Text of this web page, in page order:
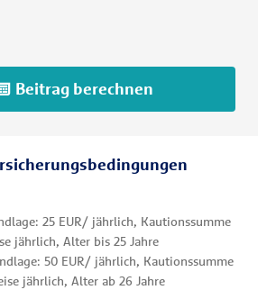
Beitrag berechnen
25 EUR/ jährlich, Kautionssumme
jährlich, Alter bis 25 Jahre
50 EUR/ jährlich, Kautionssumme
jährlich, Alter ab 26 Jahre